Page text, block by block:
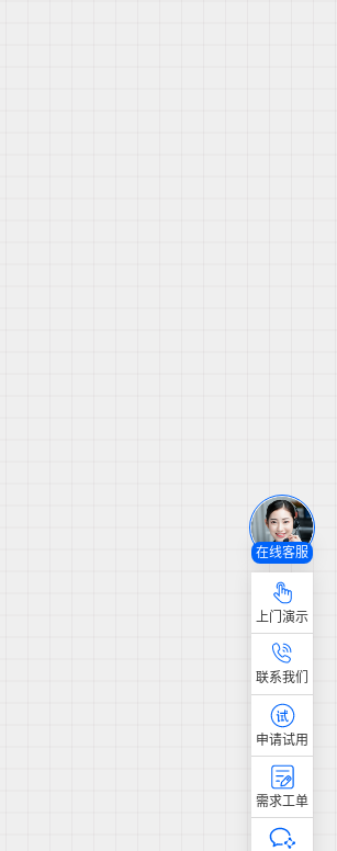
在线客服
上门演示
联系我们
申请试用
需求工单